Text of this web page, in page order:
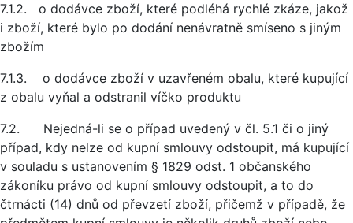
7.1.2. o dodávce zboží, které podléhá rychlé zkáze, jakož
i zboží, které bylo po dodání nenávratně smíseno s jiným
zbožím
7.1.3. o dodávce zboží v uzavřeném obalu, které kupující
z obalu vyňal a odstranil víčko produktu
7.2. Nejedná-li se o případ uvedený v čl. 5.1 či o jiný
případ, kdy nelze od kupní smlouvy odstoupit, má kupující
v souladu s ustanovením § 1829 odst. 1 občanského
zákoníku právo od kupní smlouvy odstoupit, a to do
čtrnácti (14) dnů od převzetí zboží, přičemž v případě, že